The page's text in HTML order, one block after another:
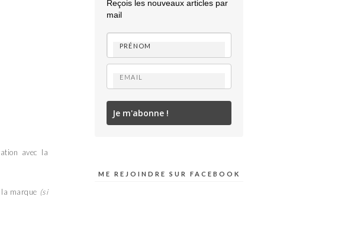
avec la
la marque (si
Reçois les nouveaux articles par
mail
Je m'abonne !
ME REJOINDRE SUR FACEBOOK